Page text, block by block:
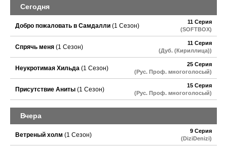
Сегодня
Добро пожаловать в Самдалли (1 Сезон)
11 Серия
(SOFTBOX)
Спрячь меня (1 Сезон)
11 Серия
(Дуб. (Кириллица))
Неукротимая Хильда (1 Сезон)
25 Серия
(Рус. Проф. многоголосый)
Присутствие Аниты (1 Сезон)
15 Серия
(Рус. Проф. многоголосый)
Вчера
Ветреный холм (1 Сезон)
9 Серия
(DiziDenizi)